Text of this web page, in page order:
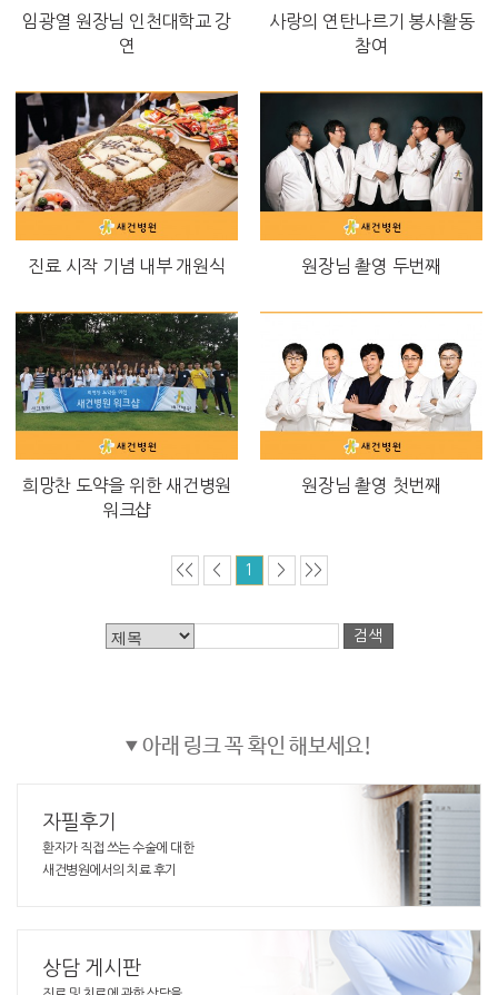
임광열 원장님 인천대학교 강
연
사랑의 연탄나르기 봉사활동
참여
진료 시작 기념 내부 개원식 원장님 촬영 두번째
희망찬 도약을 위한 새건병원
워크샵
원장님 촬영 첫번째
<< < 1 > >>
검색
▼ 아래 링크 꼭 확인 해보세요!
자필후기
환자가 직접 쓰는 수술에 대한
새건병원에서의 치료 후기
상담 게시판